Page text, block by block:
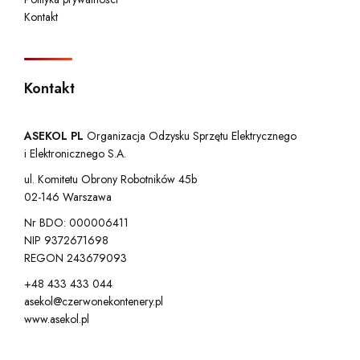
Kontakt
Kontakt
ASEKOL PL Organizacja Odzysku Sprzętu Elektrycznego
i Elektronicznego S.A.
ul. Komitetu Obrony Robotników 45b
02-146 Warszawa
Nr BDO: 000006411
NIP 9372671698
REGON 243679093
+48 433 433 044
asekol@czerwonekontenery.pl
www.asekol.pl